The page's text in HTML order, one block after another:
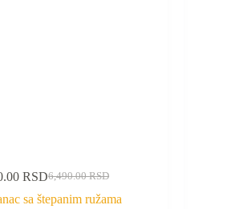
6,490.00RSD
RSD
sa štepanim ružama